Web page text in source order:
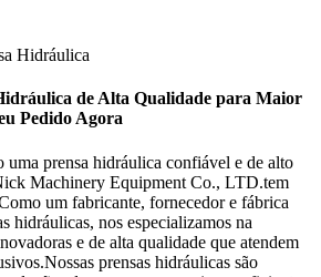
Hidráulica
de Alta Qualidade para Maior
Pedido Agora
uma prensa hidráulica confiável e de alto
Machinery Equipment Co., LTD.tem
um fabricante, fornecedor e fábrica
hidráulicas, nos especializamos na
e de alta qualidade que atendem
prensas hidráulicas são